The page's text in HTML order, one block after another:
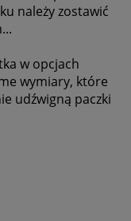
należy zostawić
w opcjach
wymiary, które
udźwigną paczki